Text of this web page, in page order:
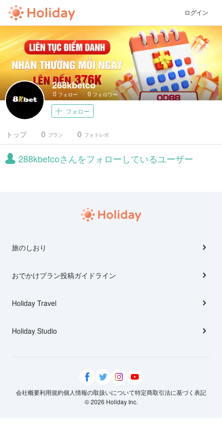
ログイン
288kbetco
0 フォロー 0 フォロワー
フォロー
トップ プラン
0 フォトレポ
0
288kbetcoさんをフォローしているユーザー
旅のしおり
おでかけプラン投稿ガイドライン
Holiday Travel
Holiday Studio
会社概要利用規約個人情報の取扱いについて特定商取引法に基づく表記
© 2026 Holiday Inc.